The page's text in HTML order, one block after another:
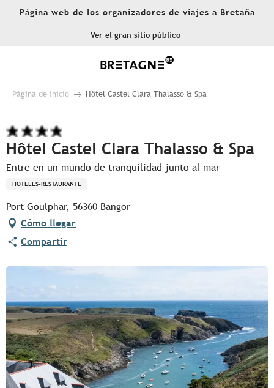
AllerPágina web de los organizadores de viajes a Bretaña
Ver el gran sitio público
Página de inicio Hôtel Castel Clara Thalasso & Spa
Hôtel Castel Clara Thalasso & Spa
Entre en un mundo de tranquilidad junto al mar
HOTELES-RESTAURANTE
Port Goulphar, 56360 Bangor
Cómo llegar
Compartir